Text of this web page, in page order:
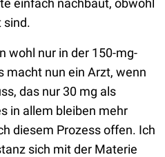
einfach nachbaut, obwohl
sind.
wohl nur in der 150-mg-
macht nun ein Arzt, wenn
das nur 30 mg als
in allem bleiben mehr
diesem Prozess offen. Ich
sich mit der Materie